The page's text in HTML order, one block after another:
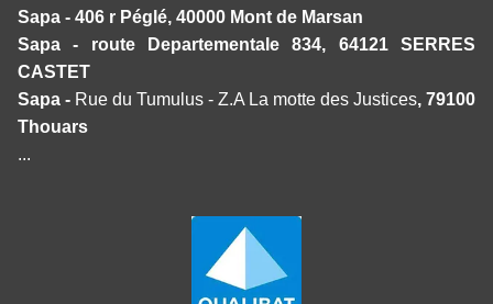
Sapa - 406 r Péglé, 40000 Mont de Marsan
Sapa - route Departementale 834, 64121 SERRES
CASTET
Sapa - Rue du Tumulus - Z.A La motte des Justices, 79100
Thouars
...